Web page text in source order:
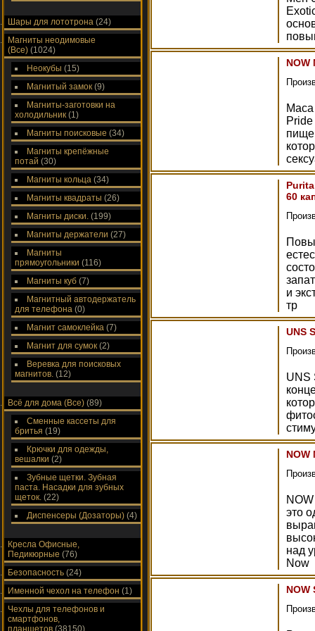
Шары для лототрона (24)
Магниты неодимовые
(Все) (1024)
Неокубы (15)
Магнитый замок (9)
Магниты-заготовки на
холодильник (1)
Магниты поисковые (34)
Магниты крепёжные
потай (30)
Магниты кольца (34)
Магниты квадраты (26)
Магниты диски. (199)
Магниты держатели (27)
Магниты
прямоугольники (116)
Магниты куб (7)
Магнитный автодержатель
для телефона (0)
Магнит самоклейка (7)
Магнит для сумок (2)
Веревка для поисковых
магнитов. (12)
Всё для дома (Все) (89)
Сменные кассеты для
бритья (19)
Крючки для одежды,
вешалки (2)
Зубные щетки. Зубная
паста. Насадки для зубных
щеток. (22)
Диспенсеры (Дозаторы) (4)
Кресла Офисные,
Педикюрные (76)
Безопасность (24)
Именной чехол на телефон (1)
Чехлы для телефонов и
смартфонов,
планшетов (38150)
NOW
60
и
тр
UNS
UNS
NOW
это
над
Now
NOW